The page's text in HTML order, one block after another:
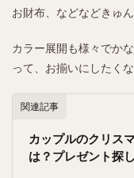
お財布、などなどきゅ
カラー展開も様々でか
って、お揃いにしたく
関連記事
カップルのクリス
は？プレゼント探